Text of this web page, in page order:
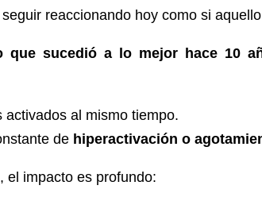
reaccionando hoy como si
que sucedió a lo mejor hace 10
activados al mismo tiempo.
de hiperactivación o
el impacto es profundo: